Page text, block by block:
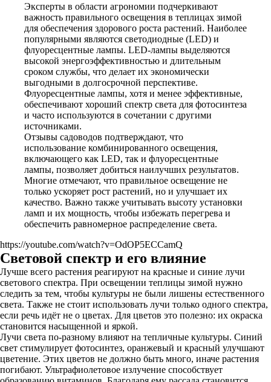
Эксперты в области агрономии подчеркивают
важность правильного освещения в теплицах зимой
для обеспечения здорового роста растений. Наиболее
популярными являются светодиодные (LED) и
флуоресцентные лампы. LED-лампы выделяются
высокой энергоэффективностью и длительным
сроком службы, что делает их экономически
выгодными в долгосрочной перспективе.
Флуоресцентные лампы, хотя и менее эффективные,
обеспечивают хороший спектр света для фотосинтеза
и часто используются в сочетании с другими
источниками.
Отзывы садоводов подтверждают, что
использование комбинированного освещения,
включающего как LED, так и флуоресцентные
лампы, позволяет добиться наилучших результатов.
Многие отмечают, что правильное освещение не
только ускоряет рост растений, но и улучшает их
качество. Важно также учитывать высоту установки
ламп и их мощность, чтобы избежать перегрева и
обеспечить равномерное распределение света.
https://youtube.com/watch?v=OdOP5ECCamQ
Световой спектр и его влияние
Лучше всего растения реагируют на красные и синие лучи
светового спектра. При освещении теплицы зимой нужно
следить за тем, чтобы культуры не были лишены естественного
света. Также не стоит использовать лучи только одного спектра,
если речь идёт не о цветах. Для цветов это полезно: их окраска
становится насыщенной и яркой.
Лучи света по-разному влияют на тепличные культуры. Синий
свет стимулирует фотосинтез, оранжевый и красный улучшают
цветение. Этих цветов не должно быть много, иначе растения
погибают. Ультрафиолетовое излучение способствует